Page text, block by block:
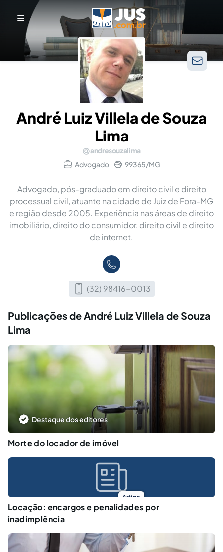
André Luiz Villela de Souza
Lima
andresouzalima
Advogado
99365/MG
Advogado, pós-graduado em direito civil e direito
processual civil, atuante na cidade de Juiz de Fora-MG
e região desde 2005. Experiência nas áreas de direito
imobiliário, direito do consumidor, direito civil e direito
de internet.
(32) 98416-0013
Publicações de André Luiz Villela de Souza
Lima
Destaque dos editores
Morte do locador de imóvel
Artigo
Locação: encargos e penalidades por
inadimplência